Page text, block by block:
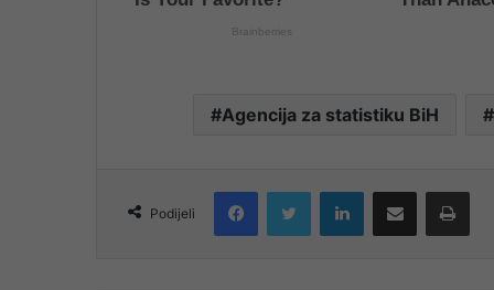
Agencija za statistiku BiH
Podijeli
FacebookTwitter LinkedInShare via Email